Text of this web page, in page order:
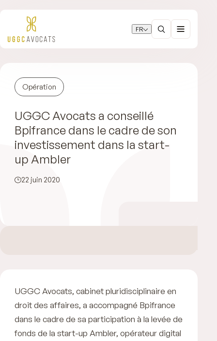
FR
Opération
UGGC Avocats a conseillé
Bpifrance dans le cadre de son
investissement dans la start-
up Ambler
22 juin 2020
UGGC Avocats, cabinet pluridisciplinaire en
droit des affaires, a accompagné Bpifrance
dans le cadre de sa participation à la levée de
fonds de la start-up Ambler, opérateur digital